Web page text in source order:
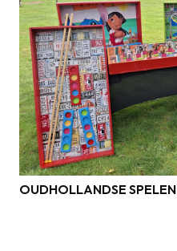
OUDHOLLANDSE SPELEN